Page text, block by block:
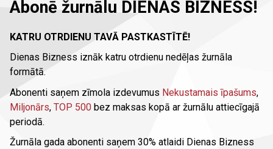
Abonē žurnālu DIENAS BIZNESS!
KATRU OTRDIENU TAVĀ PASTKASTĪTĒ!
Dienas Bizness iznāk katru otrdienu nedēļas žurnāla
formātā.
Abonenti saņem zīmola izdevumus Nekustamais īpašums,
Miljonārs, TOP 500 bez maksas kopā ar žurnālu attiecīgajā
periodā.
Žurnāla gada abonenti saņem 30% atlaidi Dienas Bizness